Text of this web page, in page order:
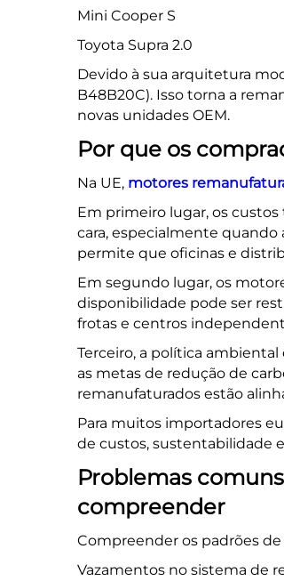
Mini Cooper S
Toyota Supra 2.0
Devido à sua arquitetura
B48B20C). Isso torna a
novas unidades OEM.
Por que os
Na UE, motores
Em primeiro lugar, os custos
cara, especialmente
permite que oficinas e
Em segundo lugar, os
disponibilidade pode ser
frotas e centros
Terceiro, a política
as metas de redução de
remanufaturados estão
Para muitos importadores
de custos, sustentabilidade
Problemas
compreender
Compreender os padrões
Vazamentos no sistema de